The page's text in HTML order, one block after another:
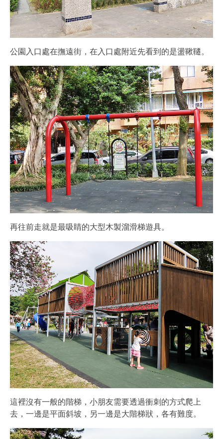
公園入口處在撫遠街，在入口處附近先看到的是盪鞦韆。
再往前走就是最吸睛的大型木製溜滑梯遊具。
這裡沒有一般的階梯，小朋友需要透過衝刺的方式爬上
去，一邊是平面斜坡，另一邊是大階梯狀，各有難度。